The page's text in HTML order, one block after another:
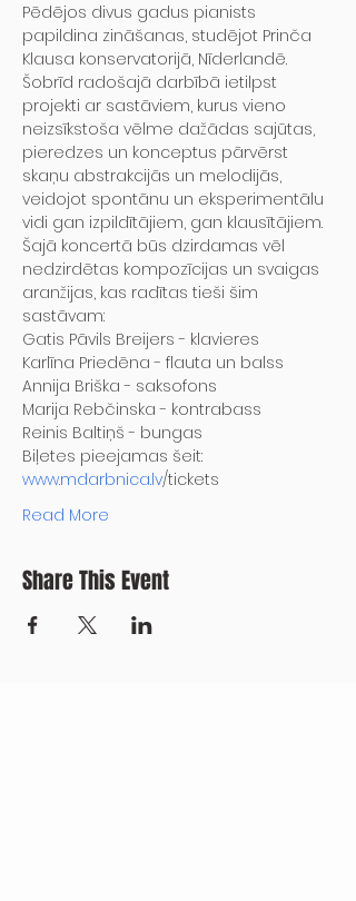
Pēdējos divus gadus pianists
papildina zināšanas, studējot Prinča
Klausa konservatorijā, Nīderlandē.
Šobrīd radošajā darbībā ietilpst
projekti ar sastāviem, kurus vieno
neizsīkstoša vēlme dažādas sajūtas,
pieredzes un konceptus pārvērst
skaņu abstrakcijās un melodijās,
veidojot spontānu un eksperimentālu
vidi gan izpildītājiem, gan klausītājiem.
Šajā koncertā būs dzirdamas vēl
nedzirdētas kompozīcijas un svaigas
aranžijas, kas radītas tieši šim
sastāvam:
Gatis Pāvils Breijers - klavieres
Karlīna Priedēna - flauta un balss
Annija Briška - saksofons
Marija Rebčinska - kontrabass
Reinis Baltiņš - bungas
Biļetes pieejamas šeit:
www.mdarbnica.lv/tickets
Read More
Share This Event